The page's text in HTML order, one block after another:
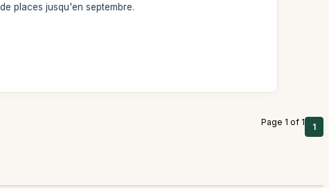
places jusqu'en septembre.
Page 1 of 1 1